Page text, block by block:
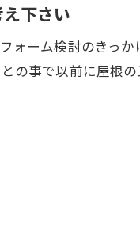
下さい
ォーム検討のきっか
の事で以前に屋根